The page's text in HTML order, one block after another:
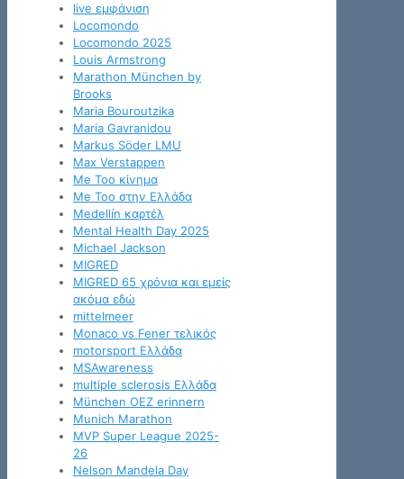
live εμφάνιση
Locomondo
Locomondo 2025
Louis Armstrong
Marathon München by
Brooks
Maria Bouroutzika
Maria Gavranidou
Markus Söder LMU
Max Verstappen
Me Too κίνημα
Me Too στην Ελλάδα
Medellín καρτέλ
Mental Health Day 2025
Michael Jackson
MIGRED
MIGRED 65 χρόνια και εμείς
ακόμα εδώ
mittelmeer
Monaco vs Fener τελικός
motorsport Ελλάδα
MSAwareness
multiple sclerosis Ελλάδα
München OEZ erinnern
Munich Marathon
MVP Super League 2025-
26
Nelson Mandela Day